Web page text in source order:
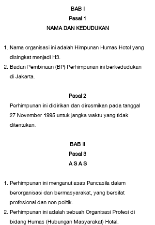
BAB I
Pasal 1
NAMA DAN KEDUDUKAN
Nama organisasi ini adalah Himpunan Humas Hotel yang
disingkat menjadi H3.
Badan Pembinaan (BP) Perhimpunan ini berkedudukan
di Jakarta.
Pasal 2
Perhimpunan ini didirikan dan diresmikan pada tanggal
27 November 1995 untuk jangka waktu yang tidak
ditentukan.
BAB II
Pasal 3
A S A S
Perhimpunan ini menganut asas Pancasila dalam
berorganisasi dan bermasyarakat, yang bersifat
profesional dan non politik.
Perhimpunan ini adalah sebuah Organisasi Profesi di
bidang Humas (Hubungan Masyarakat) Hotel.